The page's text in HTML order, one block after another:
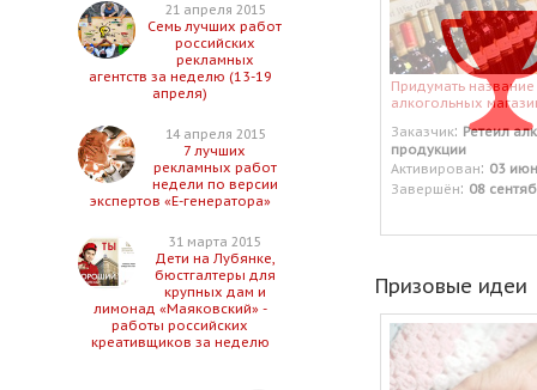
21 апреля 2015
Семь лучших работ
российских
рекламных
агентств за неделю (13-19
апреля)
14 апреля 2015
7 лучших
рекламных работ
недели по версии
экспертов «Е-генератора»
31 марта 2015
Дети на Лубянке,
бюстгалтеры для
крупных дам и
лимонад «Маяковский» -
работы российских
креативщиков за неделю
Придумать название
алкогольных
Заказчик: Ретеил
продукции
Активирован: 03
Завершён: 08
Призовые идеи